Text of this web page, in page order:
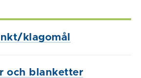
klagomål
och blanketter